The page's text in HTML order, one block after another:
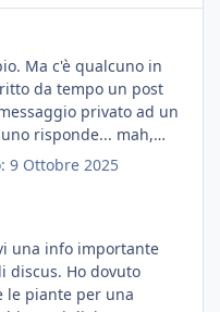
Ma c'è qualcuno in
da tempo un post
privato ad un
risponde... mah,
consiglio...
9 Ottobre 2025
una info importante
discus. Ho dovuto
le piante per una